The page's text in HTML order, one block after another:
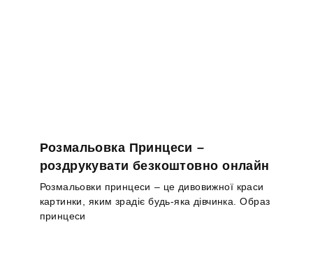
Розмальовка Принцеси –
роздрукувати безкоштовно онлайн
Розмальовки принцеси – це дивовижної краси
картинки, яким зрадіє будь-яка дівчинка. Образ
принцеси